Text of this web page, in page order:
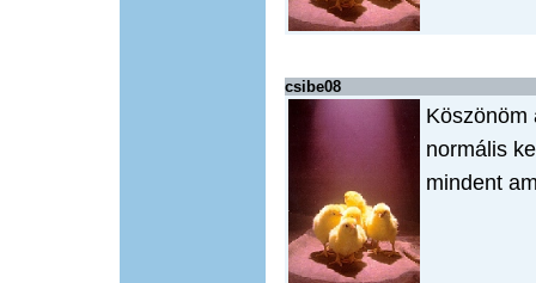
csibe08
Köszönöm
normális
mindent